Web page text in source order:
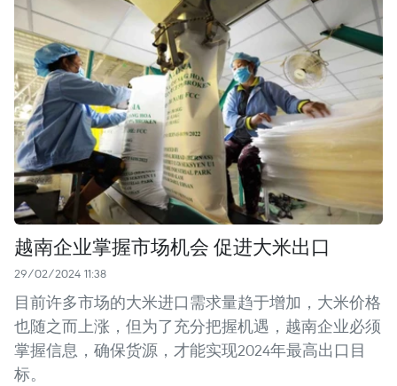
越南企业掌握市场机会 促进大米出口
29/02/2024 11:38
目前许多市场的大米进口需求量趋于增加，大米价格
也随之而上涨，但为了充分把握机遇，越南企业必须
掌握信息，确保货源，才能实现2024年最高出口目
标。